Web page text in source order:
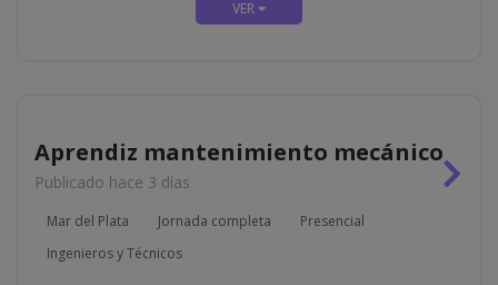
Aprendiz mantenimiento mecánico
Publicado hace 3 días
Mar del Plata Jornada completa
Presencial
Ingenieros y Técnicos